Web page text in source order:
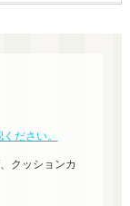
ださい。
クッションカ